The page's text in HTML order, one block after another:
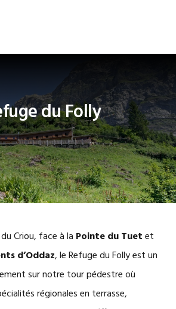
du Folly
Criou, face à la Pointe du Tuetet
d’Oddaz, le Refuge du Folly est un
sur notre tour pédestre où
régionales en terrasse,